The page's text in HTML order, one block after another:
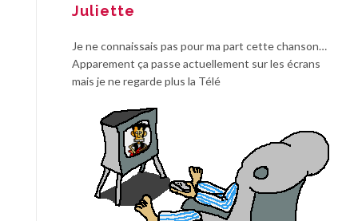
Juliette
Je ne connaissais pas pour ma part cette chanson…
Apparement ça passe actuellement sur les écrans
mais je ne regarde plus la Télé